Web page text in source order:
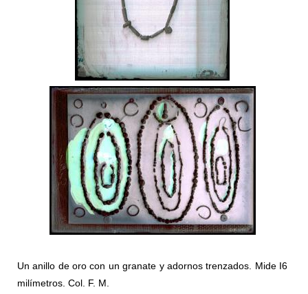
Un anillo de oro con un granate y adornos trenzados. Mide I6
milímetros. Col. F. M.